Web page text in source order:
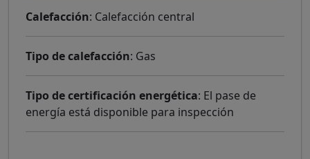
Calefacción: Calefacción central
Tipo de calefacción: Gas
Tipo de certificación energética: El pase de
energía está disponible para inspección